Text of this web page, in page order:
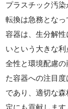
プラスチック汚
転換は急務とな
容器は、生分解
いという大きな
全性と環境配慮
た容器への注目
であり、適切な
定にも貢献しま